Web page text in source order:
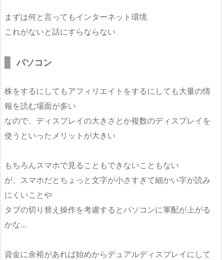
まずは何と言ってもインターネット環境
これがないと話にすらならない
パソコン
株をするにしてもアフィリエイトをするにしても大量の情
報を読む場面が多い
なので、ディスプレイの大きさとか複数のディスプレイを
使うといったメリットが大きい
もちろんスマホで見ることもできないこともない
が、スマホだとちょっと文字が小さすぎて細かい字が読み
にくいことや
タブの切り替え操作を考慮するとパソコンに軍配が上がる
かな…
資金に余裕があれば始めからデュアルディスプレイにして